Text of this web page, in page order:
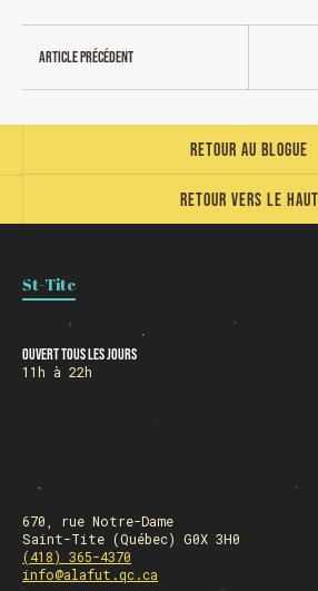
Article précédent
Retour vers le haut
Retour au blogue
St-Tite
Ouvert tous les jours
11h à 22h
670, rue Notre-Dame
Saint-Tite (Québec) G0X 3H0
(418) 365-4370
info@alafut.qc.ca
HORAIRE DES